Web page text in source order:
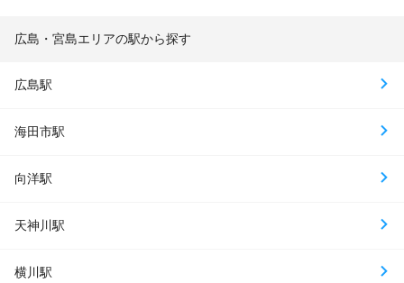
広島・宮島エリアの駅から探す
広島駅
海田市駅
向洋駅
天神川駅
横川駅